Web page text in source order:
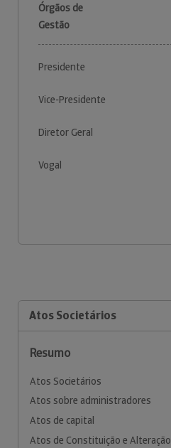
Órgãos de
Gestão
Presidente
Vice-Presidente
Diretor Geral
Vogal
Atos Societários
Resumo
Atos Societários
Atos sobre administradores
Atos de capital
Atos de Constituição e Alteração